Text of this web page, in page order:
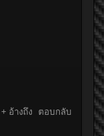
+ อ้างถึง ตอบกลับ